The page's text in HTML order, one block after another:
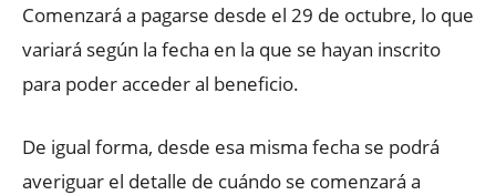
Comenzará a pagarse desde el 29 de octubre, lo que
variará según la fecha en la que se hayan inscrito
para poder acceder al beneficio.
De igual forma, desde esa misma fecha se podrá
averiguar el detalle de cuándo se comenzará a